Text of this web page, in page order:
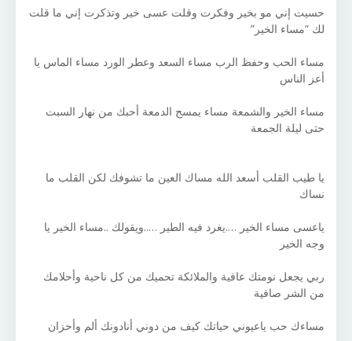
حسيت إني مو بخير وفكرت وقلت عسى خير وتذكرت إني ما قلت
لك “مساء الخير”
مساء الحب وحفظ الرب مساء السعد وعطر الورد مساء الماس يا
أعز الناس
مساء الخير والشمعة مساء يمسح الدمعة أحبك من نهار السبت
حتى ليلة الجمعة
يا طيب القلب أسعد الله مساك العين ما تشوفك لكن القلب ما
نساك
ياعسى مساء الخير ….يغرد فيه الطير …..ويقولك ..مساء الخير يا
وجه الخير
ربي يجعل نومتك عافية والملائكة تحميك من كل ناحية وأحلامك
من الشر صافية
مساءك حب ياعيوني حياتك كيف من دوني أنادونك ألم وأحزان